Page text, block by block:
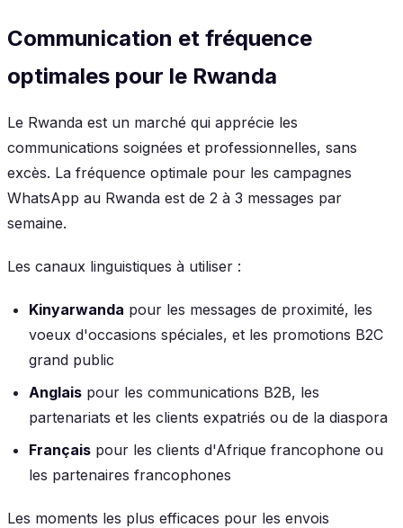
Communication et fréquence
optimales pour le Rwanda
Le Rwanda est un marché qui apprécie les
communications soignées et professionnelles, sans
excès. La fréquence optimale pour les campagnes
WhatsApp au Rwanda est de 2 à 3 messages par
semaine.
Les canaux linguistiques à utiliser :
Kinyarwanda pour les messages de proximité, les
voeux d'occasions spéciales, et les promotions B2C
grand public
Anglais pour les communications B2B, les
partenariats et les clients expatriés ou de la diaspora
Français pour les clients d'Afrique francophone ou
les partenaires francophones
Les moments les plus efficaces pour les envois